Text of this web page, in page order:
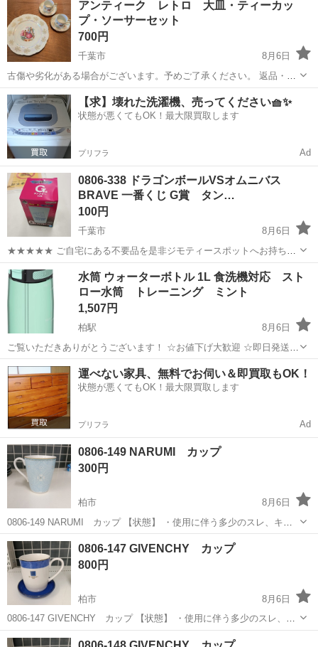
引ご希望の方はプロフィールお読みの上、必ず直近の希望日時を添え
てご連絡下さい。
アンティーク レトロ 大皿・ティーカッ
プ・ソーサーセット
700円
千葉市
8月6日
古傷や劣化がある場合がございます。予めご了承ください。 返品・返
金・クレームなどの対応は一切致しません。 ・引渡し日時について希
望がある方はあらかじめ候補日時をお申し付け下さい。 ・取引意思の
ない方は、お問い合わせ...
千葉 千葉市 食器 ティーカップ
【求】壊れた洗濯機、売ってください🧺✨
状態が悪くてもOK！最大限買取します
プリフラ Ad
0806-338 ドラゴンボールVSオムニバス
BRAVE 一番くじ G賞 タン…
100円
千葉市
8月6日
★★★★★ ご自宅にある不要品を是非ジモティースポットへお持ち込
みしませんか？ 家電、趣味・スポーツ・レジャー用品、こども用品、
衣料服飾品、生活雑貨、家具、本、CD・DVDなどが無料でまとめて持
ち込めます！ ※詳細はこ...
千葉 千葉市 食器 ドラゴンボール
水筒 ウォーターボトル 1L 食洗機対応 スト
ロー水筒 トレーニング ミント
1,507円
柏駅
8月6日
ご覧いただきありがとうございます！ ☆お値下げ大歓迎 ☆即日発送
片手で簡単操作:どこにいても片手で飲み物を簡単に楽しめます。革新
的なデザインで、外出先でもシームレスな飲み心地を実現します。
漏...
千葉 柏市 柏駅 食器
運べない家具、無料でお伺い＆即買取もOK！
状態が悪くてもOK！最大限買取します
プリフラ Ad
0806-149 NARUMI カップ
300円
柏市
8月6日
0806-149 NARUMI カップ 【状態】 ・使用に伴う多少のスレ、キ
ズ、落としきれない汚れなどございます ・詳細は現地でご確認くださ
い ・お値引きは出来かねますのでご了承願います ※中古品のため、
状...
千葉 柏市
0806-147 GIVENCHY カップ
800円
柏市
8月6日
0806-147 GIVENCHY カップ 【状態】 ・使用に伴う多少のスレ、キ
ズ、落としきれない汚れなどございます ・詳細は現地でご確認くださ
千葉 柏市